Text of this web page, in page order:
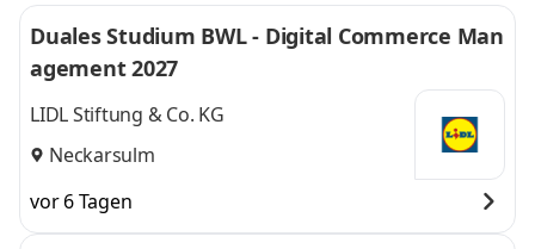
Duales Studium BWL - Digital Commerce Man
agement 2027
LIDL Stiftung & Co. KG
Neckarsulm
vor 6 Tagen